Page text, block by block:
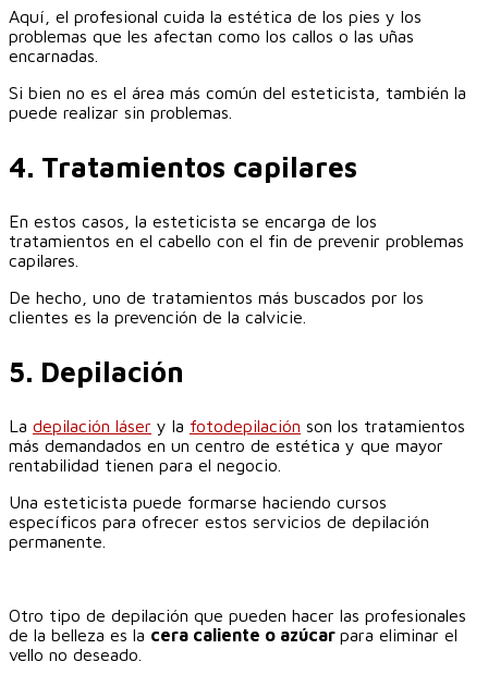
Aquí, el profesional cuida la estética de los pies y los
problemas que les afectan como los callos o las uñas
encarnadas.
Si bien no es el área más común del esteticista, también la
puede realizar sin problemas.‎
‎4. Tratamientos capilares
En estos casos, la esteticista se encarga de los
tratamientos en el cabello con el fin de prevenir problemas
capilares.
De hecho, uno de tratamientos más buscados por los
clientes es la prevención de la calvicie.‎
5. Depilación
La depilación láser y la fotodepilación son los tratamientos
más demandados en un centro de estética y que mayor
rentabilidad tienen para el negocio.
Una esteticista puede formarse haciendo cursos
específicos para ofrecer estos servicios de depilación
permanente.
Otro tipo de depilación que pueden hacer las profesionales
de la belleza es la cera caliente o azúcar para eliminar el
vello no deseado.